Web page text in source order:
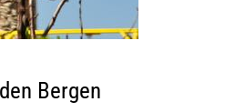
Bergen